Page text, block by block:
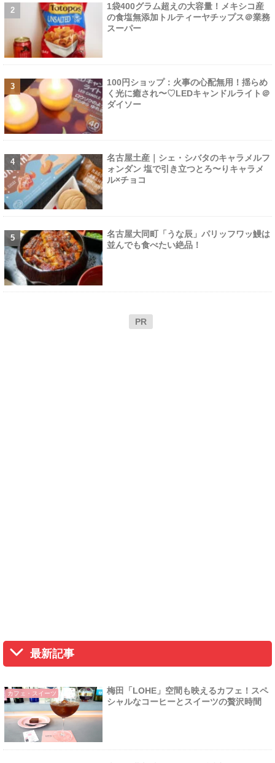
1袋400グラム超えの大容量！メキシコ産
の食塩無添加トルティーヤチップス＠業務
スーパー
100円ショップ：火事の心配無用！揺らめ
く光に癒され〜♡LEDキャンドルライト＠
ダイソー
名古屋土産｜シェ・シバタのキャラメルフ
ォンダン 塩で引き立つとろ〜りキャラメ
ル×チョコ
名古屋大同町「うな辰」パリッフワッ鰻は
並んでも食べたい絶品！
PR
最新記事
カフェ・スイーツ
梅田「LOHE」空間も映えるカフェ！スペ
シャルなコーヒーとスイーツの贅沢時間